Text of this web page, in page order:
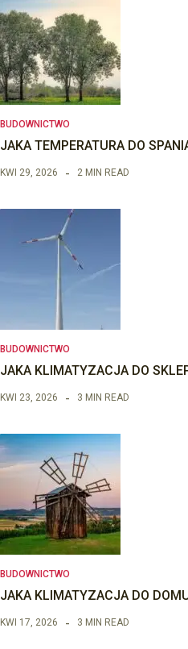
BUDOWNICTWO
JAKA TEMPERATURA DO
KWI 29, 2026 2 MIN READ
BUDOWNICTWO
JAKA KLIMATYZACJA DO
KWI 23, 2026 3 MIN READ
BUDOWNICTWO
JAKA KLIMATYZACJA DO
KWI 17, 2026 3 MIN READ